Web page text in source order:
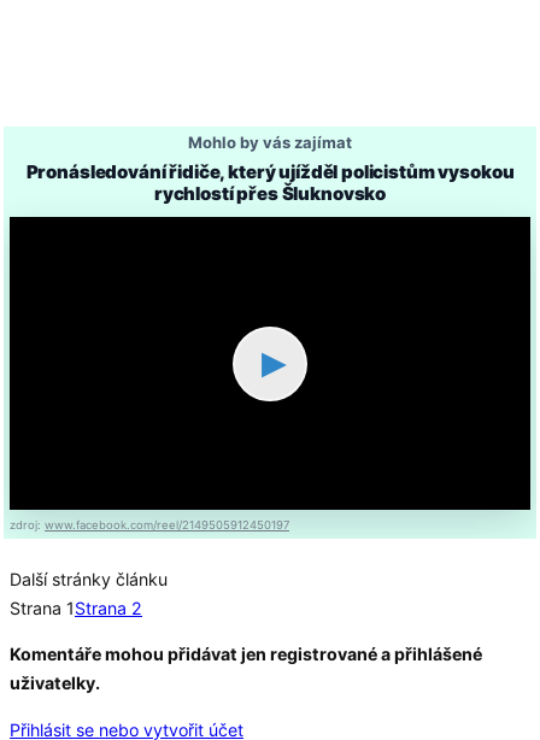
Mohlo by vás zajímat
Pronásledování řidiče, který ujížděl policistům vysokou
rychlostí přes Šluknovsko
▶
zdroj: www.facebook.com/reel/2149505912450197
Další stránky článku
Strana 1Strana 2
Komentáře mohou přidávat jen registrované a přihlášené
uživatelky.
Přihlásit se nebo vytvořit účet